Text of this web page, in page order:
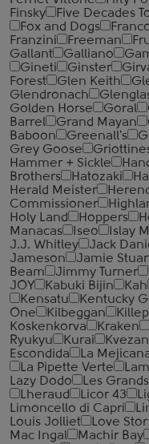
Finsky
Five Decades
Fox and Dogs
Franzini
Freeman
Gallant
Galliano
Gineti
Ginster
Forest
Glen Keith
Glendronach
Golden Horse
Goral
Barrel
Grand Mayan
Baboon
Greenall's
Grey Goose
Hammer + Sickle
Brothers
Hatozaki
Herald Meister
Commissioner
Holy Land
Hoppers
Manacas
Iseo Islay
J.J. Whitley
Jack
Jameson
Jamie
Beam
Jimmy Turner
JOY
Kabuki Bijin Kah
Kensatu
Kentucky
One
Kilbeggan
Koskenkorva
Kraken
Ryukyu
Kurai
Escondida
La
La Pipette Verte
Lazy Dodo
Les
Lheraud
Licor 43
Limoncello di Capri
Louis Jolliet
Love
Mac Ingal
Machir Bay